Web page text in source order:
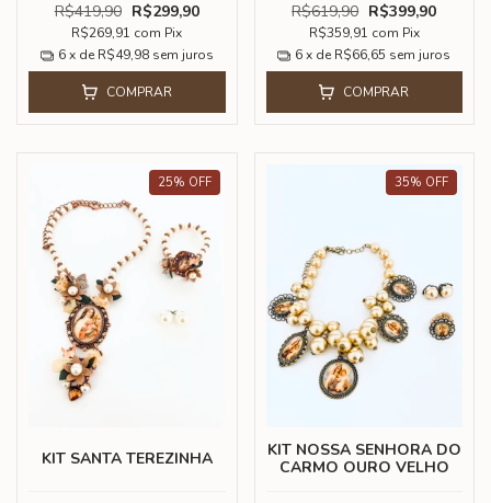
R$419,90 R$299,90
R$269,91 com Pix
6 x de R$49,98 sem juros
COMPRAR
R$619,90 R$399,90
R$359,91 com Pix
6 x de R$66,65 sem juros
COMPRAR
25% OFF
KIT SANTA TEREZINHA
35% OFF
KIT NOSSA SENHORA DO
CARMO OURO VELHO